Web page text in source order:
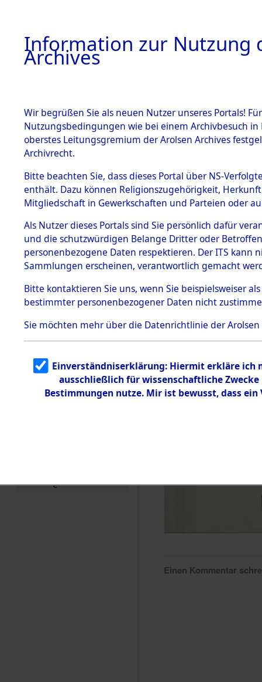
BESTÄNDE
1.
mente
5. Verschiedenes
5.3
Todesmärsche
5.3.1 Alliierte
Erhebungen
zu
Todesmärsch
en
5.3.2
g
5.3.3
Todesmärsch
e
der
Einen Kommentar
Information zur Nutzung
Archives
Wir begrüßen Sie als neuen Nutzer unseres Portals!
Nutzungsbedingungen wie bei einem Archivbesuch
oberstes Leitungsgremium der Arolsen Archives
Archivrecht.
Bitte beachten Sie, dass dieses Portal über NS-
enthält. Dazu können Religionszugehörigkeit,
Mitgliedschaft in Gewerkschaften und Parteien oder
Als Nutzer dieses Portals sind Sie persönlich dafür
und die schutzwürdigen Belange Dritter oder
personenbezogene Daten respektieren. Der ITS
Sammlungen erscheinen, verantwortlich gemacht
Bitte kontaktieren Sie uns, wenn Sie beispielsweiser
bestimmter personenbezogener Daten nicht
Sie möchten mehr über die Datenrichtlinie der Arolsen
Einverständniserklärung: Hiermit erkläre ich
ausschließlich für wissenschaftliche
Bestimmungen nutze. Mir ist bewusst, dass